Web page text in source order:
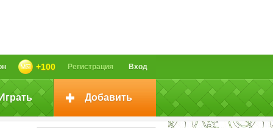
Вход
Регистрация
+100
Добавить